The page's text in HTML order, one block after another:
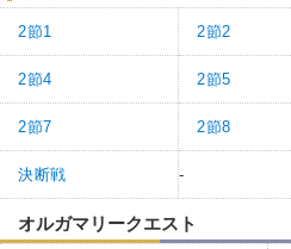
2節1 2節2
2節4 2節5
2節7 2節8
決断戦 -
オルガマリークエスト